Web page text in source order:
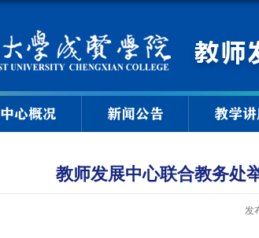
中心概况 新闻公告 教学
教师发展中心联合教务处
发